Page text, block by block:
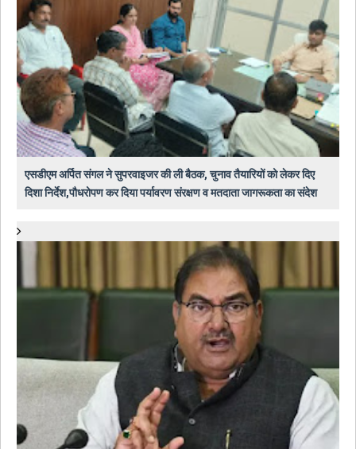
एसडीएम अर्पित संगल ने सुपरवाइजर की ली बैठक, चुनाव तैयारियों को लेकर दिए
दिशा निर्देश,पौधरोपण कर दिया पर्यावरण संरक्षण व मतदाता जागरूकता का संदेश